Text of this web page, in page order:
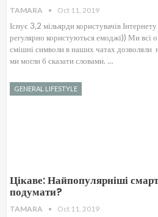
TAMARA Oct 11, 2019
Існує 3,2 мільярди користувачів
регулярно користуються емоджі)) Ми всі
смішні символи в наших чатах дозволяли
ми могли б сказати словами. …
GENERAL LIFESTYLE
Цікаве: Найпопулярніші
подумати?
TAMARA Oct 11, 2019